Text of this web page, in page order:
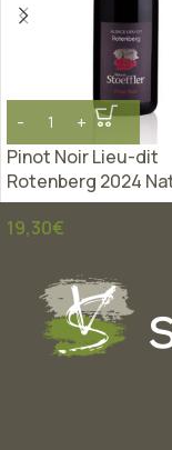
Pinot Noir Lieu-dit
Rotenberg 2024
19,30€